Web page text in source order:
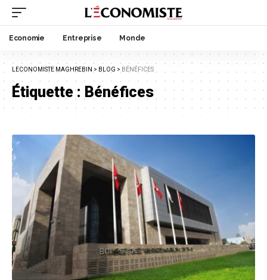
Economie Entreprise Monde
LECONOMISTE MAGHREBIN > BLOG > BÉNÉFICES
Étiquette :Bénéfices